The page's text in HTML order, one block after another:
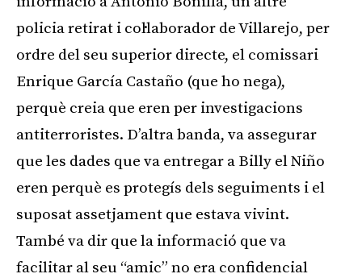
policia retirat i col·laborador de Villarejo, per
ordre del seu superior directe, el comissari
Enrique García Castaño (que ho nega),
perquè creia que eren per investigacions
antiterroristes. D’altra banda, va assegurar
que les dades que va entregar a Billy el Niño
eren perquè es protegís dels seguiments i el
suposat assetjament que estava vivint.
També va dir que la informació que va
facilitar al seu “amic” no era confidencial